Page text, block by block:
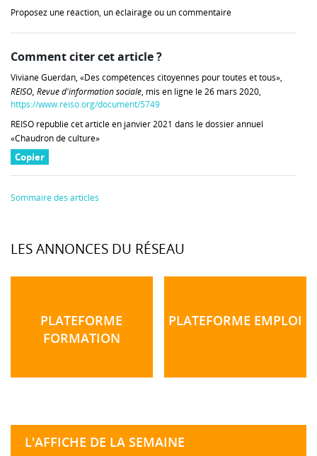
Proposez une réaction, un éclairage ou un commentaire
Comment citer cet article ?
Viviane Guerdan, «Des compétences citoyennes pour toutes et tous»,
REISO, Revue d'information sociale, mis en ligne le 26 mars 2020,
https://www.reiso.org/document/5749
REISO republie cet article en janvier 2021 dans le dossier annuel
«Chaudron de culture»
Copier
Sommaire des articles
LES ANNONCES DU RÉSEAU
PLATEFORME
FORMATION
PLATEFORME EMPLOI
L'AFFICHE DE LA SEMAINE